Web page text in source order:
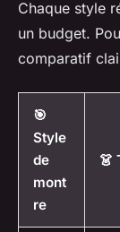
Chaque style
un budget.
comparatif
🎯
Style
de
mont
re
👗